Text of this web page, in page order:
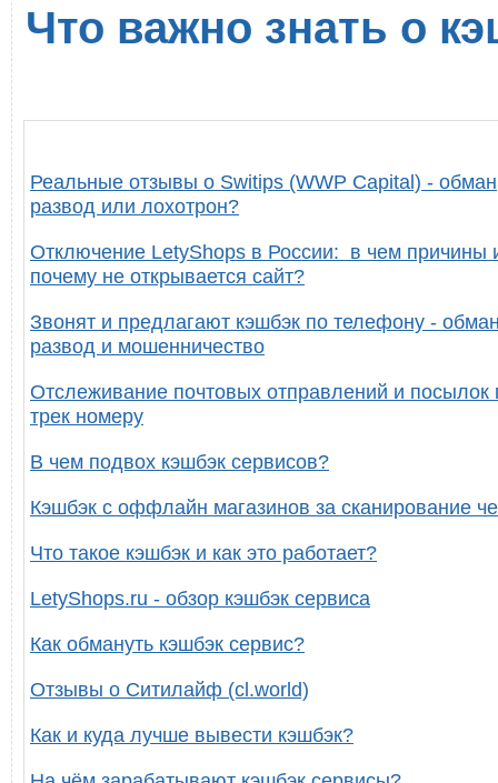
Что важно знать о
Реальные отзывы о Switips (WWP Capital) -
развод или лохотрон?
Отключение LetyShops в России: в чем причины
почему не открывается сайт?
Звонят и предлагают кэшбэк по телефону -
развод и мошенничество
Отслеживание почтовых отправлений и посылок
трек номеру
В чем подвох кэшбэк сервисов?
Кэшбэк с оффлайн магазинов за сканирование
Что такое кэшбэк и как это работает?
LetyShops.ru - обзор кэшбэк сервиса
Как обмануть кэшбэк сервис?
Отзывы о Ситилайф (cl.world)
Как и куда лучше вывести кэшбэк?